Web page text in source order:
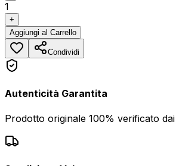
1
+
Aggiungi al Carrello
Condividi
Autenticità Garantita
Prodotto originale 100% verificato